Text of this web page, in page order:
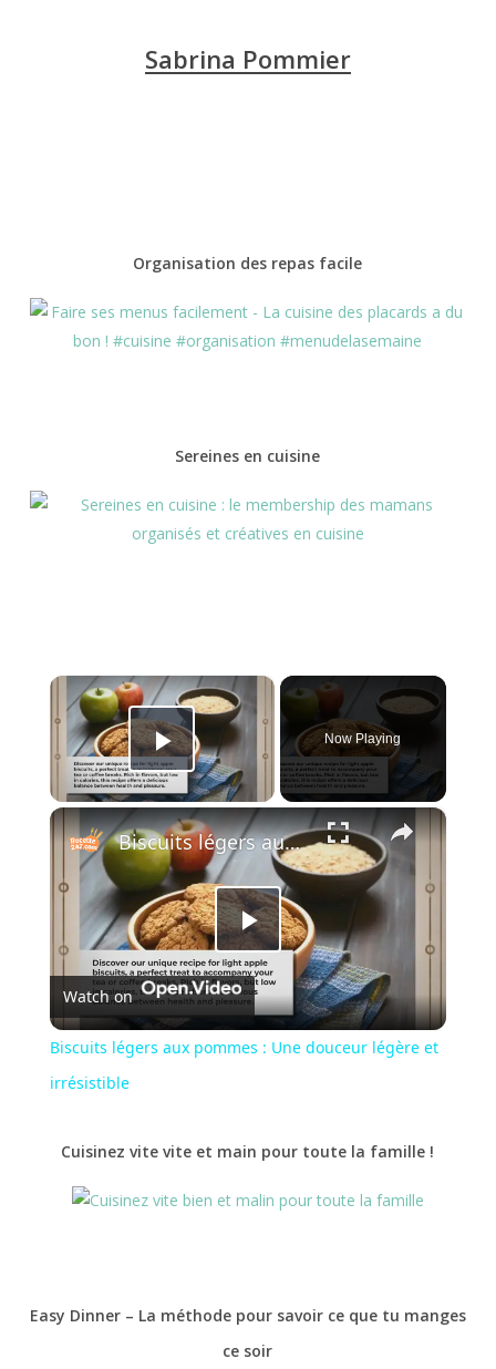
Sabrina Pommier
Organisation des repas facile
Sereines en cuisine
×
Play Video
Now Playing
×
Play
Video
Biscuits légers aux pommes : Une douceur légère et irrésistible
Watch on
Biscuits légers aux pommes : Une douceur légère et
irrésistible
Cuisinez vite vite et main pour toute la famille !
Easy Dinner – La méthode pour savoir ce que tu manges
ce soir